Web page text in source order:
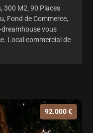
300 M2, 90 Places
Fond de Commerce,
vous
Local commercial de
92.000 €